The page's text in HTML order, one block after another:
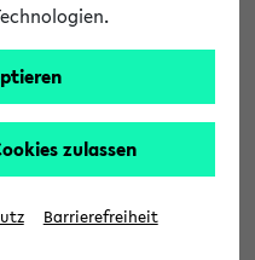
Universität Bielefeld
Abschlussarbeiten. Sie
Abschlussarbeit beim
Bitte nutzen Sie für Ihre
formulare.uni-
provide/913/>. Die
zulassen
Barrierefreiheit